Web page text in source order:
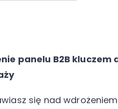
panelu B2B
się nad